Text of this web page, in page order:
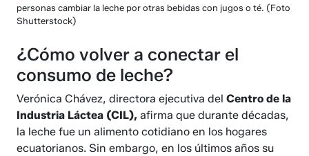
personas cambiar la leche por otras bebidas con jugos o té. (Foto
Shutterstock)
¿Cómo volver a conectar el
consumo de leche?
Verónica Chávez, directora ejecutiva delCentro de la
Industria Láctea (CIL),afirma que durante décadas,
la leche fue un alimento cotidiano en los hogares
ecuatorianos. Sin embargo, en los últimos años su